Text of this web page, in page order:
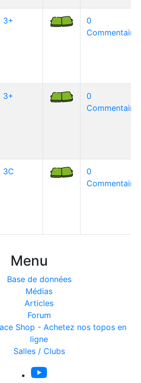
3+
0
3+
0
3C
0
Menu
Base de données
Médias
Articles
Forum
Shop - Achetez nos topos en
ligne
Salles / Clubs